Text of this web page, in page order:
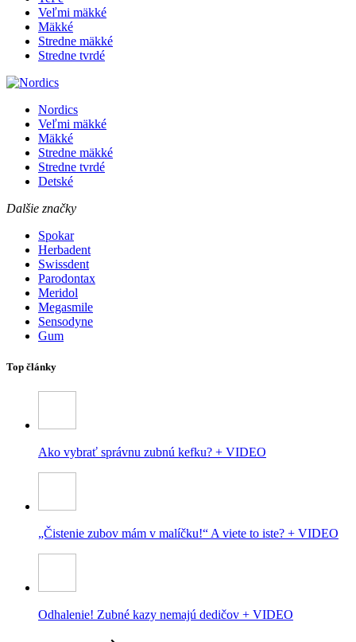
Veľmi mäkké
Mäkké
Stredne mäkké
Stredne tvrdé
Nordics
Veľmi mäkké
Mäkké
Stredne mäkké
Stredne tvrdé
Detské
Dalšie značky
Spokar
Herbadent
Swissdent
Parodontax
Meridol
Megasmile
Sensodyne
Gum
Top články
Ako vybrať správnu zubnú kefku? + VIDEO
„Čistenie zubov mám v malíčku!“ A viete to iste? + VIDEO
Odhalenie! Zubné kazy nemajú dedičov + VIDEO